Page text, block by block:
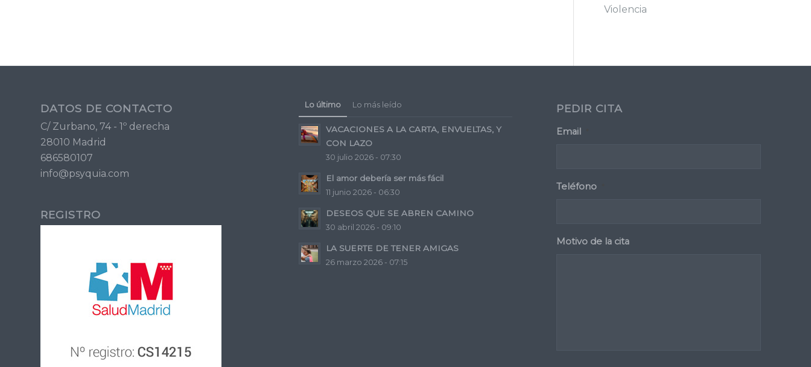
Violencia
DATOS DE CONTACTO
C/ Zurbano, 74 - 1º derecha
28010 Madrid
686580107
info@psyquia.com
REGISTRO
Lo último Lo más leído
VACACIONES A LA CARTA, ENVUELTAS, Y
CON LAZO
30 julio 2026 - 07:30
El amor debería ser más fácil
11 junio 2026 - 06:30
DESEOS QUE SE ABREN CAMINO
30 abril 2026 - 09:10
LA SUERTE DE TENER AMIGAS
26 marzo 2026 - 07:15
PEDIR CITA
Email
Teléfono
Motivo de la cita